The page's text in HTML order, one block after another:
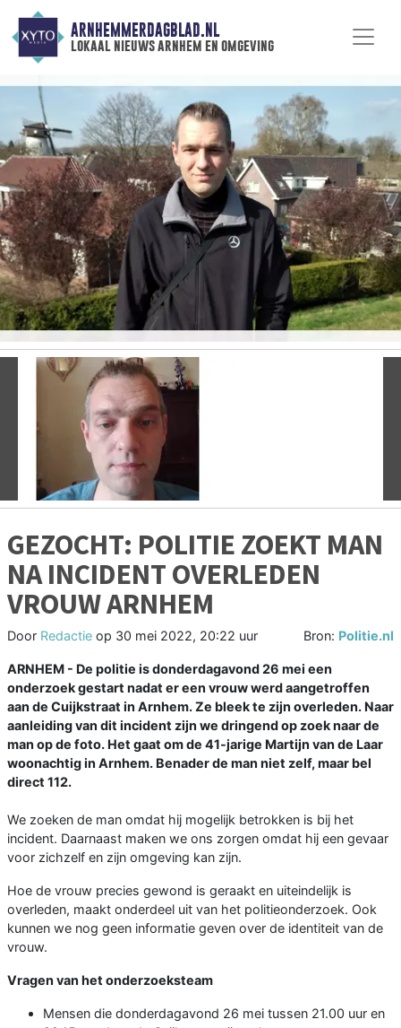
ARNHEMMERDAGBLAD.NL
lokaal nieuws arnhem en omgeving
Vorige
GEZOCHT: POLITIE ZOEKT MAN
NA INCIDENT OVERLEDEN
VROUW ARNHEM
Door Redactie op 30 mei 2022, 20:22 uur Bron: Politie.nl
ARNHEM - De politie is donderdagavond 26 mei een
onderzoek gestart nadat er een vrouw werd aangetroffen
aan de Cuijkstraat in Arnhem. Ze bleek te zijn overleden. Naar
aanleiding van dit incident zijn we dringend op zoek naar de
man op de foto. Het gaat om de 41-jarige Martijn van de Laar
woonachtig in Arnhem. Benader de man niet zelf, maar bel
direct 112.
We zoeken de man omdat hij mogelijk betrokken is bij het
incident. Daarnaast maken we ons zorgen omdat hij een gevaar
voor zichzelf en zijn omgeving kan zijn.
Hoe de vrouw precies gewond is geraakt en uiteindelijk is
overleden, maakt onderdeel uit van het politieonderzoek. Ook
kunnen we nog geen informatie geven over de identiteit van de
vrouw.
Vragen van het onderzoeksteam
Mensen die donderdagavond 26 mei tussen 21.00 uur en